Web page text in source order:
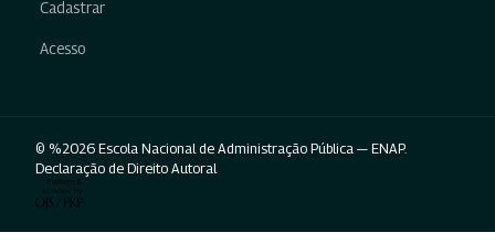
Cadastrar
Acesso
© %2026 Escola Nacional de Administração Pública — ENAP.
Declaração de Direito Autoral